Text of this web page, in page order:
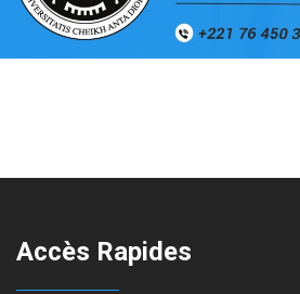
Accès Rapides